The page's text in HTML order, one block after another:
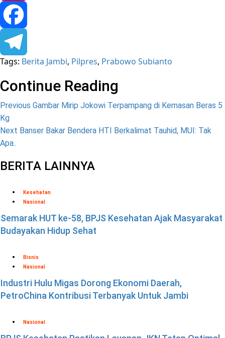
Pinterest
Facebook
Telegram
Tags: Berita Jambi, Pilpres, Prabowo Subianto
Continue Reading
Previous Gambar Mirip Jokowi Terpampang di Kemasan Beras 5
Kg
Next Banser Bakar Bendera HTI Berkalimat Tauhid, MUI: Tak
Apa..
BERITA LAINNYA
Kesehatan
Nasional
Semarak HUT ke-58, BPJS Kesehatan Ajak Masyarakat
Budayakan Hidup Sehat
Bisnis
Nasional
Industri Hulu Migas Dorong Ekonomi Daerah,
PetroChina Kontribusi Terbanyak Untuk Jambi
Nasional